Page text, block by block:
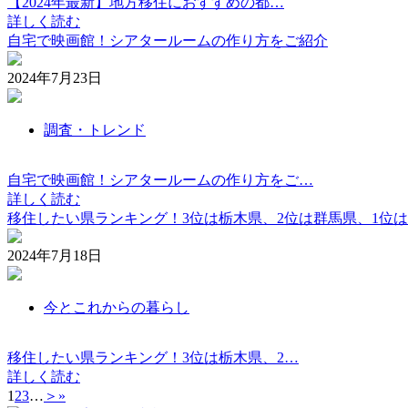
詳しく読む
自宅で映画館！シアタールームの作り方をご紹介
2024年7月23日
調査・トレンド
自宅で映画館！シアタールームの作り方をご…
詳しく読む
移住したい県ランキング！3位は栃木県、2位は群馬県、1位
2024年7月18日
今とこれからの暮らし
移住したい県ランキング！3位は栃木県、2…
詳しく読む
1 23… ＞ »